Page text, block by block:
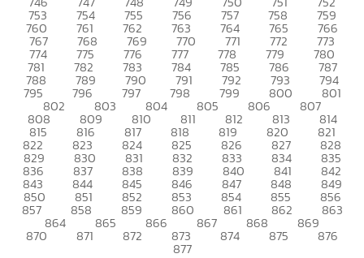
753 754 755 756 757 758 759
760 761 762 763 764 765 766
767 768 769 770 771 772 773
774 775 776 777 778 779 780
781 782 783 784 785 786 787
788 789 790 791 792 793 794
795 796 797 798 799 800 801
802 803 804 805 806 807
808 809 810 811 812 813 814
815 816 817 818 819 820 821
822 823 824 825 826 827 828
829 830 831 832 833 834 835
836 837 838 839 840 841 842
843 844 845 846 847 848 849
850 851 852 853 854 855 856
857 858 859 860 861 862 863
864 865 866 867 868 869
870 871 872 873 874 875 876
877